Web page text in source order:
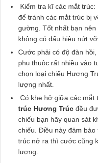
Kiểm tra kĩ các mắt
để tránh các mắt trúc bị
gường. Tốt nhất bạn nên
không có dấu hiệu nứt vỡ.
Cước phải có độ đàn
phụ thuộc rất nhiều vào
chọn loại chiếu Hương
lượng nhất.
Có khe hở giữa các mắt
trúc Hương Trúcđều
chiếu bạn hãy quan sát
chiếu. Điều này đảm
trúc nở ra thì cước cũng
lượng.